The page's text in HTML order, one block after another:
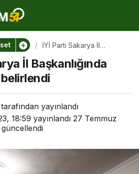
İYİ Parti Sakarya İl
Kurulu belirlendi
İl Başkanlığında
tarafından yayınlandı
18:59 yayınlandı 27 Temmuz
güncellendi